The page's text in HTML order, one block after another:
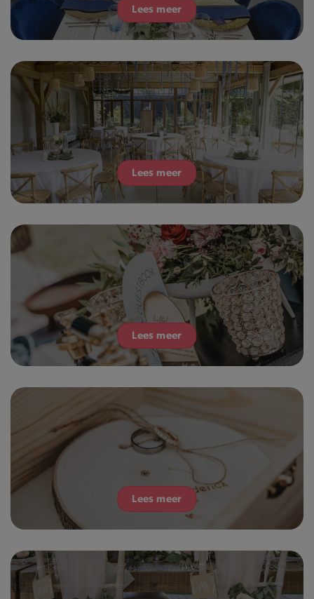
Lees meer
Lees meer
Lees meer
Lees meer